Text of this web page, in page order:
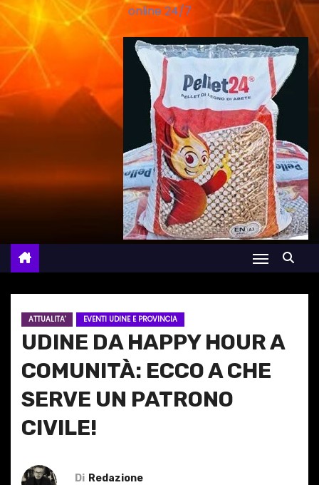
online 24/7
ATTUALITA' EVENTI UDINE E PROVINCIA
UDINE DA HAPPY HOUR A
COMUNITÀ: ECCO A CHE
SERVE UN PATRONO
CIVILE!
Di Redazione